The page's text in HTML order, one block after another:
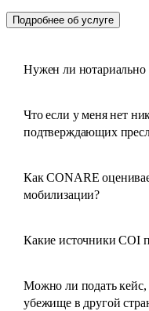
Подробнее об услуге
Нужен ли нотариально
Что если у меня нет
подтверждающих
Как CONARE
мобилизации?
Какие источники COI
Можно ли подать кейс,
убежище в другой